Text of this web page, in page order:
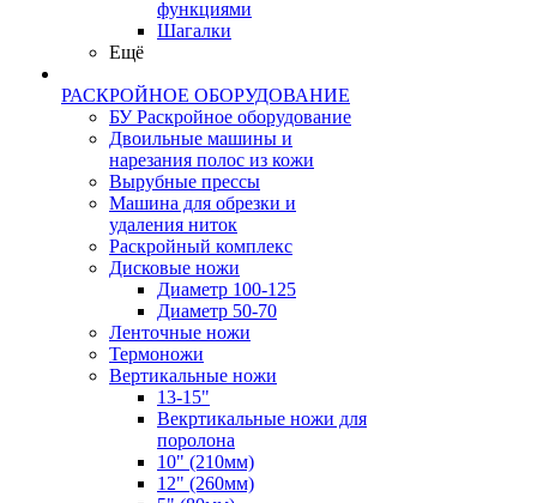
функциями
Шагалки
Ещё
РАСКРОЙНОЕ ОБОРУДОВАНИЕ
БУ Раскройное оборудование
Двоильные машины и
нарезания полос из кожи
Вырубные прессы
Машина для обрезки и
удаления ниток
Раскройный комплекс
Дисковые ножи
Диаметр 100-125
Диаметр 50-70
Ленточные ножи
Термоножи
Вертикальные ножи
13-15"
Векртикальные ножи для
поролона
10" (210мм)
12" (260мм)